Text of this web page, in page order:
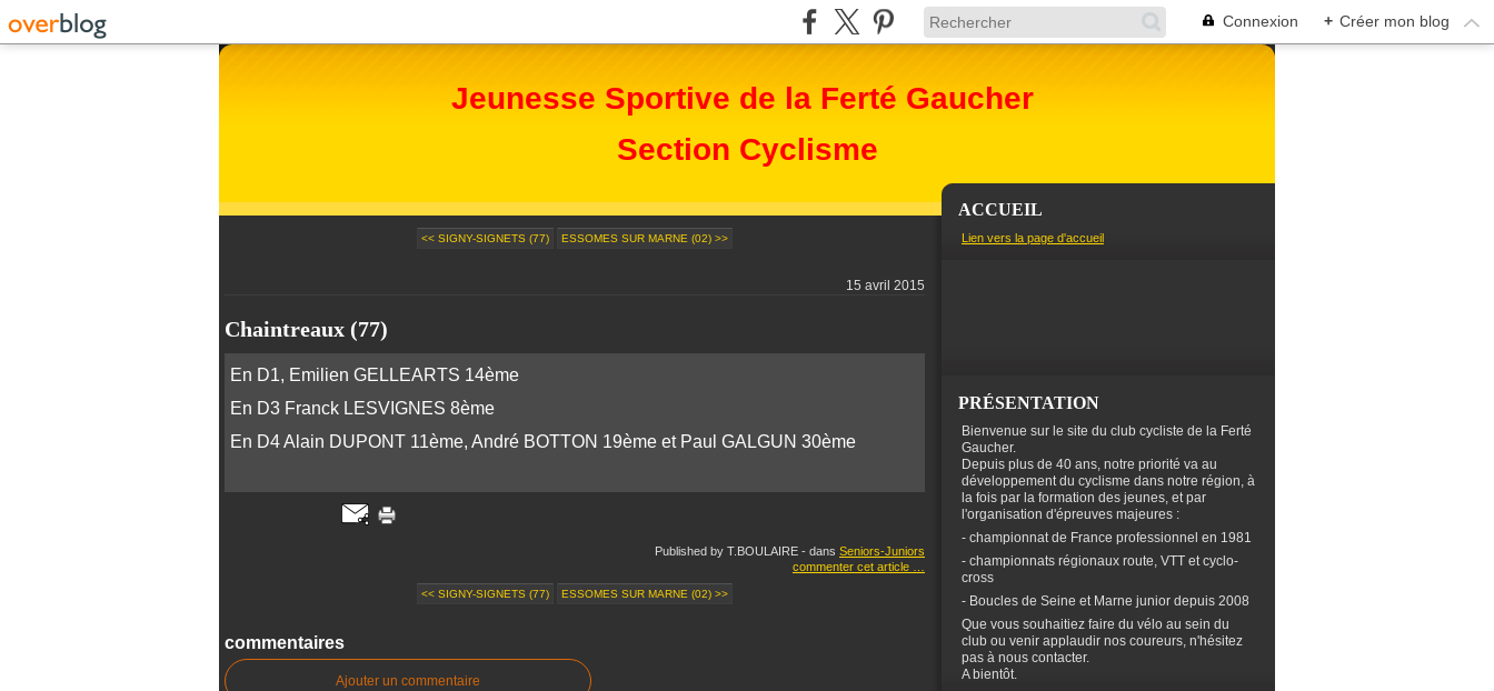
Connexion + Créer mon blog
Jeunesse Sportive de la Ferté Gaucher
Section Cyclisme
<< SIGNY-SIGNETS (77) ESSOMES SUR MARNE (02) >>
15 avril 2015
Chaintreaux (77)
En D1, Emilien GELLEARTS 14ème
En D3 Franck LESVIGNES 8ème
En D4 Alain DUPONT 11ème, André BOTTON 19ème et Paul GALGUN 30ème
Published by T.BOULAIRE - dans Seniors-Juniors
commenter cet article
<< SIGNY-SIGNETS (77) ESSOMES SUR MARNE (02) >>
commentaires
Ajouter un commentaire
ACCUEIL
Lien vers la page d'accueil
PRÉSENTATION
Bienvenue sur le site du club cycliste de la Ferté
Gaucher.
Depuis plus de 40 ans, notre priorité va au
développement du cyclisme dans notre région, à
la fois par la formation des jeunes, et par
l'organisation d'épreuves majeures :
- championnat de France professionnel en 1981
- championnats régionaux route, VTT et cyclo-
cross
- Boucles de Seine et Marne junior depuis 2008
Que vous souhaitiez faire du vélo au sein du
club ou venir applaudir nos coureurs, n'hésitez
pas à nous contacter.
A bientôt.